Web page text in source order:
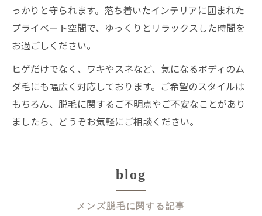
っかりと守られます。落ち着いたインテリアに囲まれた
プライベート空間で、ゆっくりとリラックスした時間を
お過ごしください。
ヒゲだけでなく、ワキやスネなど、気になるボディのム
ダ毛にも幅広く対応しております。ご希望のスタイルは
もちろん、脱毛に関するご不明点やご不安なことがあり
ましたら、どうぞお気軽にご相談ください。
blog
メンズ脱毛に関する記事